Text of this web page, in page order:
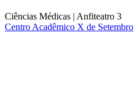
Ciências Médicas | Anfiteatro 3
Centro Acadêmico X de Setembro